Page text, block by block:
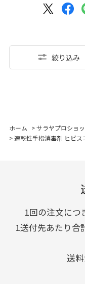
okってことにしてま
絞り込み
ホーム >サラヤプロショ
>速乾性手指消毒剤 ヒビス
1回の注文につ
1送付先あたり合
送